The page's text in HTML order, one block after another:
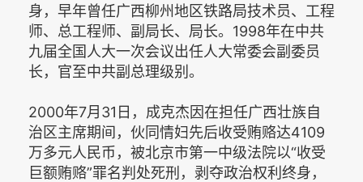
身，早年曾任广西柳州地区铁路局技术员、工程
师、总工程师、副局长、局长。1998年在中共
九届全国人大一次会议出任人大常委会副委员
长，官至中共副总理级别。
2000年7月31日，成克杰因在担任广西壮族自
治区主席期间，伙同情妇先后收受贿赂达4109
万多元人民币，被北京市第一中级法院以“收受
巨额贿赂”罪名判处死刑，剥夺政治权利终身，